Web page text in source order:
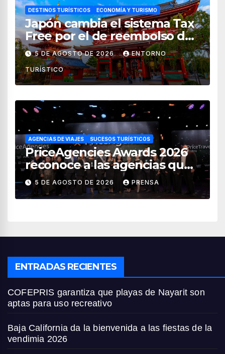
DESTINOS TURÍSTICOS ECONOMÍA Y TURISMO
Japón cambia el sistema Tax
Free por el de reembolso de
impuestos desde noviembre
de 2026
5 DE AGOSTO DE 2026 ENTORNO
TURÍSTICO
AGENCIAS DE VIAJES SUCESOS TURÍSTICOS
PriceAgencies Awards 2026
reconoce a las agencias que
impulsan el crecimiento del
turismo en México
5 DE AGOSTO DE 2026 PRENSA
ENTRADAS RECIENTES
COFEPRIS garantiza que playas de Nayarit son
aptas para uso recreativo
Baja California da la bienvenida a las fiestas de la
vendimia 2026